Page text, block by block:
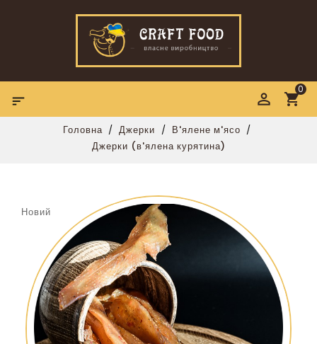
0

Головна Джерки
В'ялене м'ясо
Джерки (в'ялена курятина)
Новий